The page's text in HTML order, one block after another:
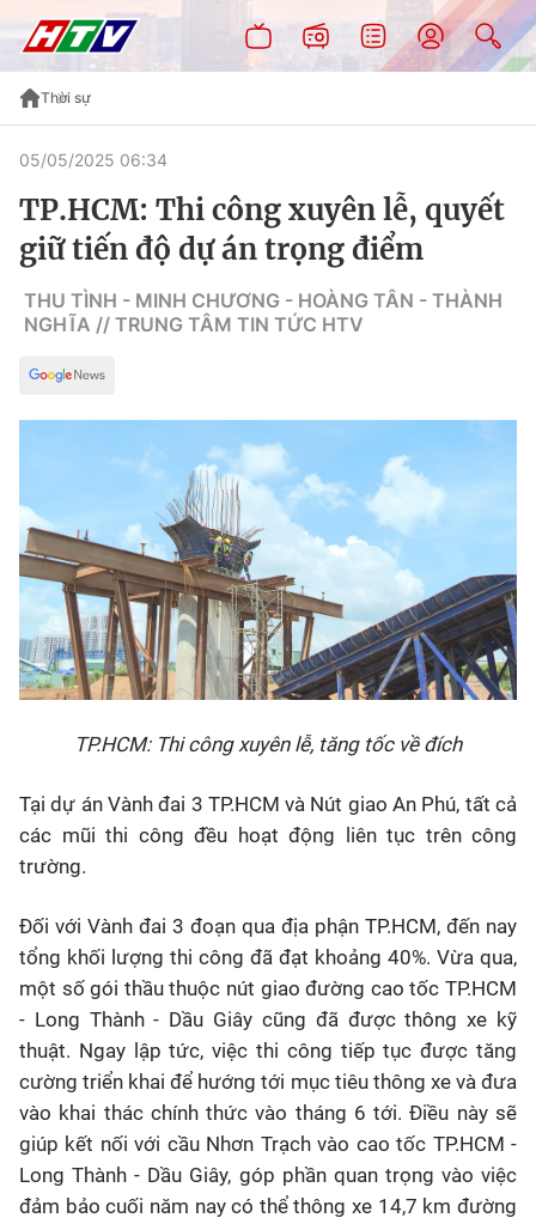
Thời sự
05/05/2025 06:34
TP.HCM: Thi công xuyên lễ, quyết
giữ tiến độ dự án trọng điểm
THU TÌNH - MINH CHƯƠNG - HOÀNG TÂN - THÀNH
NGHĨA // TRUNG TÂM TIN TỨC HTV
TP.HCM: Thi công xuyên lễ, tăng tốc về đích
Tại dự án Vành đai 3 TP.HCM và Nút giao An Phú, tất cả
các mũi thi công đều hoạt động liên tục trên công
trường.
Đối với Vành đai 3 đoạn qua địa phận TP.HCM, đến nay
tổng khối lượng thi công đã đạt khoảng 40%. Vừa qua,
một số gói thầu thuộc nút giao đường cao tốc TP.HCM
- Long Thành - Dầu Giây cũng đã được thông xe kỹ
thuật. Ngay lập tức, việc thi công tiếp tục được tăng
cường triển khai để hướng tới mục tiêu thông xe và đưa
vào khai thác chính thức vào tháng 6 tới. Điều này sẽ
giúp kết nối với cầu Nhơn Trạch vào cao tốc TP.HCM -
Long Thành - Dầu Giây, góp phần quan trọng vào việc
đảm bảo cuối năm nay có thể thông xe 14,7 km đường